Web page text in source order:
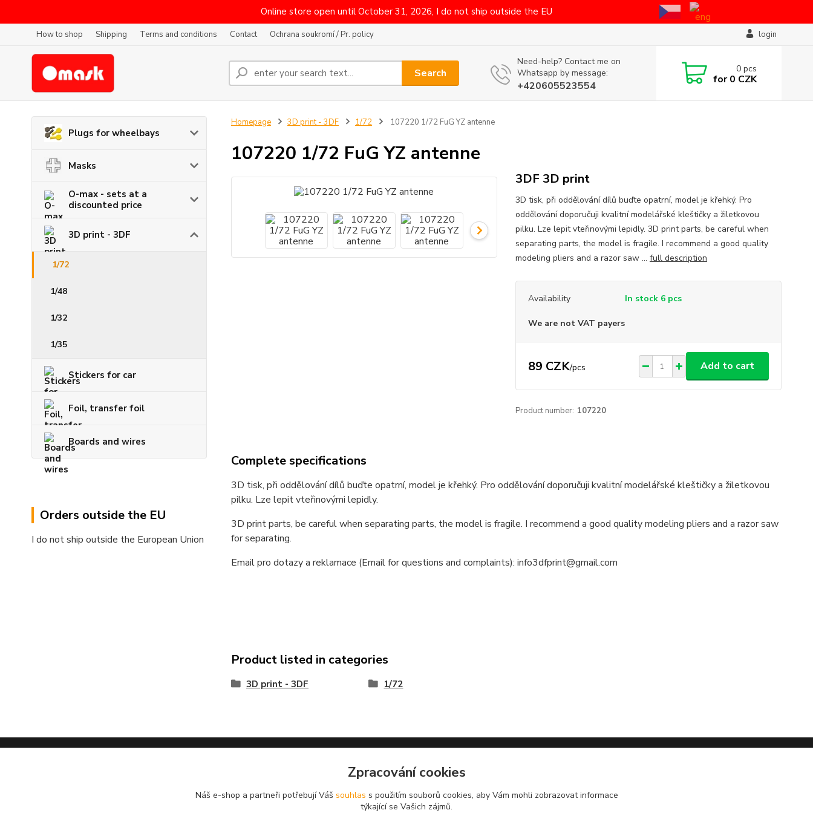
Online store open until October 31, 2026, I do not ship outside the EU
How to shop Shipping Terms and conditions Contact Ochrana soukromí / Pr. policy login
Search
Need-help? Contact me on
Whatsapp by message:
+420605523554
0 pcs
for0 CZK
Plugs for wheelbays
Masks
O-max - sets at a
discounted price
3D print - 3DF
1/72
1/48
1/32
1/35
Stickers for car
Foil, transfer foil
Boards and wires
Orders outside the EU
I do not ship outside the European Union
Homepage 3D print - 3DF 1/72 107220 1/72 FuG YZ antenne
107220 1/72 FuG YZ antenne
3DF 3D print
3D tisk, při oddělování dílů buďte opatrní, model je křehký. Pro
oddělování doporučuji kvalitní modelářské kleštičky a žiletkovou
pilku. Lze lepit vteřinovými lepidly. 3D print parts, be careful when
separating parts, the model is fragile. I recommend a good quality
modeling pliers and a razor saw ... full description
Availability In stock 6 pcs
We are not VAT payers
89 CZK/pcs Add to cart
Product number: 107220
Complete specifications
3D tisk, při oddělování dílů buďte opatrní, model je křehký. Pro oddělování doporučuji kvalitní modelářské kleštičky a žiletkovou
pilku. Lze lepit vteřinovými lepidly.
3D print parts, be careful when separating parts, the model is fragile. I recommend a good quality modeling pliers and a razor saw
for separating.
Email pro dotazy a reklamace (Email for questions and complaints): info3dfprint@gmail.com
Product listed in categories
3D print - 3DF 1/72
Omask www.modelforum.cz
Zpracování cookies
Náš e-shop a partneři potřebují Váš souhlas s použitím souborů cookies, aby Vám mohli zobrazovat informace
týkající se Vašich zájmů.